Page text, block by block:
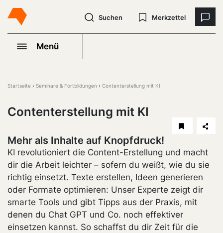
Suchen Merkzettel
Menü
Startseite Seminare & Fortbildungen Contenterstellung mit KI
Contenterstellung mit KI
Mehr als Inhalte auf Knopfdruck!
KI revolutioniert die Content-Erstellung und macht
dir die Arbeit leichter – sofern du weißt, wie du sie
richtig einsetzt. Texte erstellen, Ideen generieren
oder Formate optimieren: Unser Experte zeigt dir
smarte Tools und gibt Tipps aus der Praxis, mit
denen du Chat GPT und Co. noch effektiver
einsetzen kannst. So schaffst du dir Zeit für die